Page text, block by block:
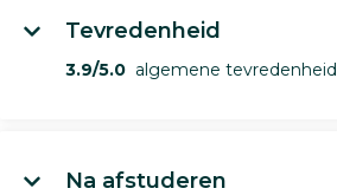
Tevredenheid
3.9/5.0 algemene tevredenheid
Na afstuderen